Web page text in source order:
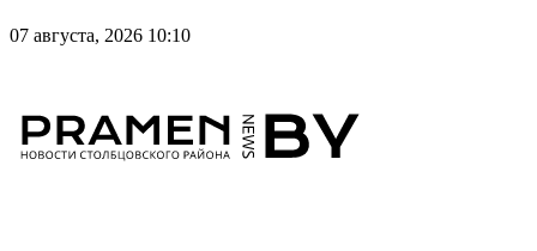
07 августа, 2026 10:10